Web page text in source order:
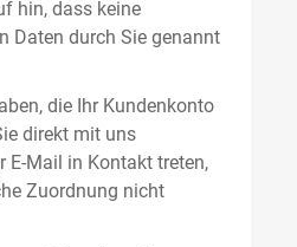
hin, dass keine
Daten durch Sie genannt
die Ihr Kundenkonto
direkt mit uns
E-Mail in Kontakt treten,
Zuordnung nicht